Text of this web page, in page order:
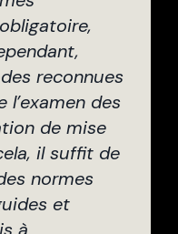
reconnues
des
de mise
il suffit de
normes
et
à